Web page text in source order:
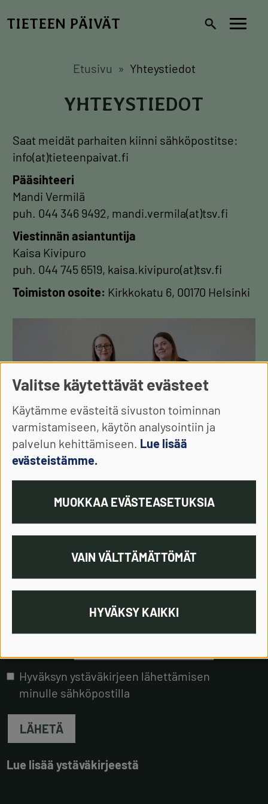
pääsisältöön
TIETEEN PÄIVÄT
Etusivu
Yhteystiedot
YHTEYSTIEDOT
Saat meidät parhaiten kiinni sähköpostitse:
info(at)tieteenpaivat.fi
Pääsihteeri
Mandi Vermilä
puh. 044 346 9492, mandi.vermila(at)tsv.fi
Viestinnän asiantuntija
Kaisa Kivipuro
puh. 044 745 6519, kaisa.kivipuro(at)tsv.fi
Toimiston osoite: Kirkkokatu 6, 00170 Helsinki
Anne Haapanen
Tilaa Tiedetapahtumien
Hyväksyn ystäväkirjeen lähettämisen
minulle sähköpostilla
LÄHETÄ
Lue lisää ystäväkirjeestä
Valitse käytettävät evästeet
Käytämme evästeitä sivuston toiminnan
varmistamiseen, käytön analysointiin ja
palvelun kehittämiseen. Lue lisää
evästeistämme.
MUOKKAA EVÄSTEASETUKSIA
VAIN VÄLTTÄMÄTTÖMÄT
HYVÄKSY KAIKKI